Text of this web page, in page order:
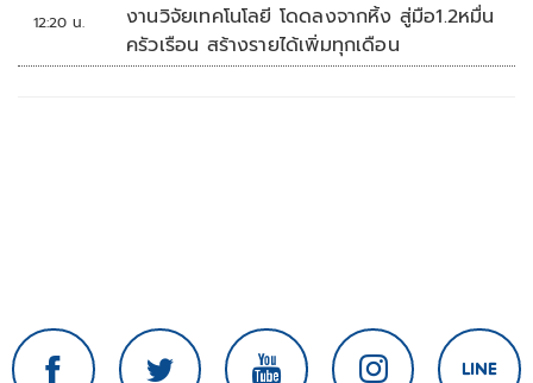
12:20 น.
งานวิจัยเทคโนโลยี โดดลงจากหิ้ง สู่มือ1.2หมื่น
ครัวเรือน สร้างรายได้เพิ่มทุกเดือน